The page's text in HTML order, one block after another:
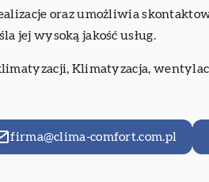
oraz umożliwia
jej wysoką jakość usług.
Klimatyzacja,
firma@clima-comfort.com.pl